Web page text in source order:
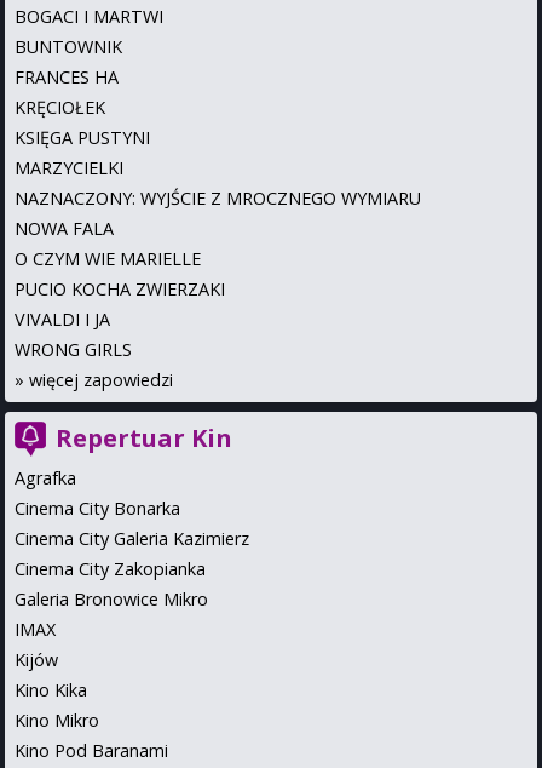
BOGACI I MARTWI
BUNTOWNIK
FRANCES HA
KRĘCIOŁEK
KSIĘGA PUSTYNI
MARZYCIELKI
NAZNACZONY: WYJŚCIE Z MROCZNEGO WYMIARU
NOWA FALA
O CZYM WIE MARIELLE
PUCIO KOCHA ZWIERZAKI
VIVALDI I JA
WRONG GIRLS
» więcej zapowiedzi
Repertuar Kin
Agrafka
Cinema City Bonarka
Cinema City Galeria Kazimierz
Cinema City Zakopianka
Galeria Bronowice Mikro
IMAX
Kijów
Kino Kika
Kino Mikro
Kino Pod Baranami